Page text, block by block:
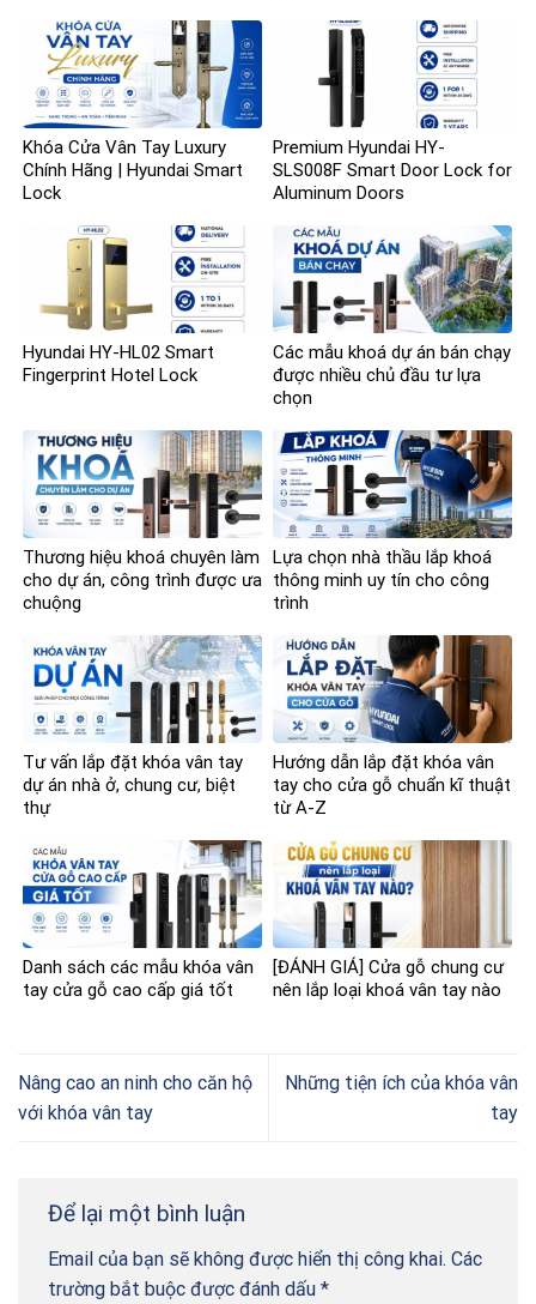
Khóa Cửa Vân Tay Luxury
Chính Hãng | Hyundai Smart
Lock
Premium Hyundai HY-
SLS008F Smart Door Lock for
Aluminum Doors
Hyundai HY-HL02 Smart
Fingerprint Hotel Lock
Các mẫu khoá dự án bán chạy
được nhiều chủ đầu tư lựa
chọn
Thương hiệu khoá chuyên làm
cho dự án, công trình được ưa
chuộng
Lựa chọn nhà thầu lắp khoá
thông minh uy tín cho công
trình
Tư vấn lắp đặt khóa vân tay
dự án nhà ở, chung cư, biệt
thự
Hướng dẫn lắp đặt khóa vân
tay cho cửa gỗ chuẩn kĩ thuật
từ A-Z
Danh sách các mẫu khóa vân
tay cửa gỗ cao cấp giá tốt
[ĐÁNH GIÁ] Cửa gỗ chung cư
nên lắp loại khoá vân tay nào
Nâng cao an ninh cho căn hộ
với khóa vân tay
Những tiện ích của khóa vân
tay
Để lại một bình luận
Email của bạn sẽ không được hiển thị công khai. Các
trường bắt buộc được đánh dấu *